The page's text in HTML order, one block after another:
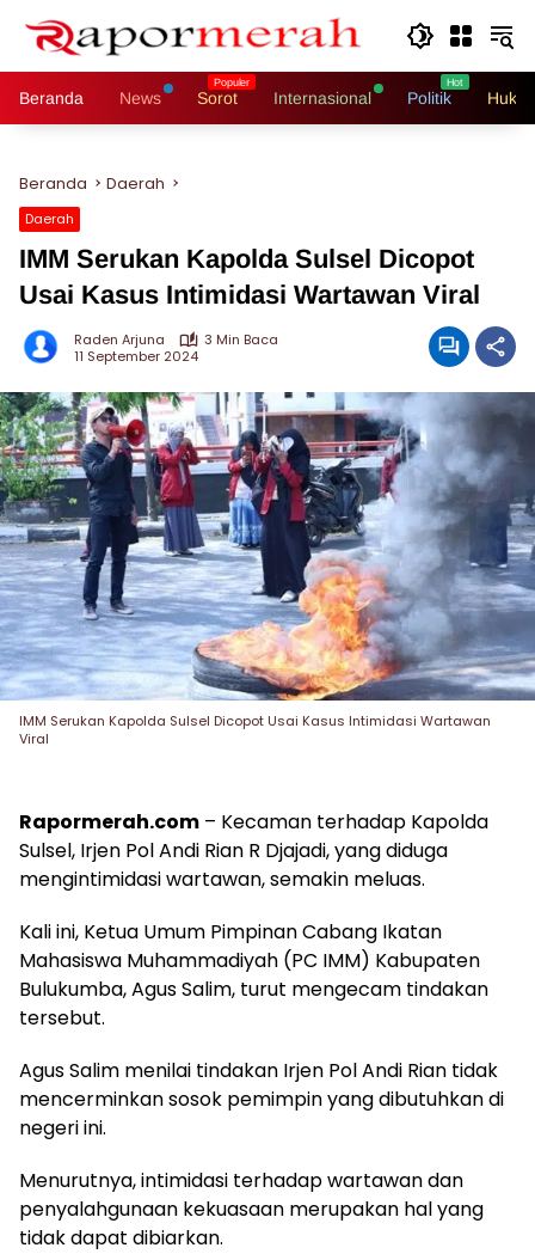
Beranda News Sorot Internasional Politik
Beranda Daerah
Daerah
IMM Serukan Kapolda Sulsel Dicopot
Usai Kasus Intimidasi Wartawan Viral
Raden Arjuna
3 Min Baca
11 September 2024
IMM Serukan Kapolda Sulsel Dicopot Usai Kasus Intimidasi Wartawan
Viral
Rapormerah.com – Kecaman terhadap Kapolda
Sulsel, Irjen Pol Andi Rian R Djajadi, yang diduga
mengintimidasi wartawan, semakin meluas.
Kali ini, Ketua Umum Pimpinan Cabang Ikatan
Mahasiswa Muhammadiyah (PC IMM) Kabupaten
Bulukumba, Agus Salim, turut mengecam tindakan
tersebut.
Agus Salim menilai tindakan Irjen Pol Andi Rian tidak
mencerminkan sosok pemimpin yang dibutuhkan di
negeri ini.
Menurutnya, intimidasi terhadap wartawan dan
penyalahgunaan kekuasaan merupakan hal yang
tidak dapat dibiarkan.